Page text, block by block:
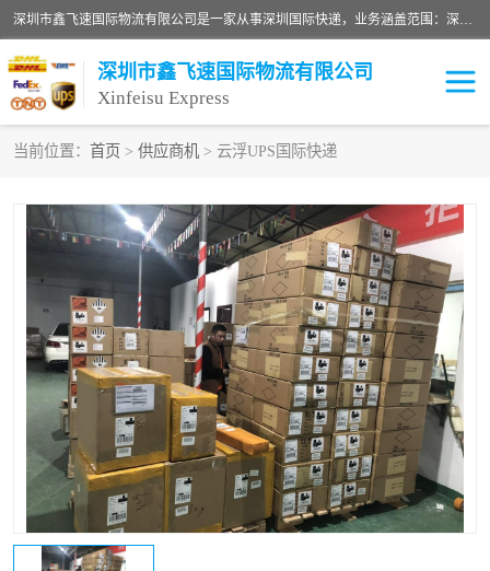
深圳市鑫飞速国际物流有限公司是一家从事深圳国际快递，业务涵盖范围：深圳DHL国际快递、深圳国际快递公司、深圳国际物流公司、深圳国际快递、深圳DHL国际快递电话可拨打全国服务热线：15019287411。欢迎各位亲来人来电到我司洽谈合作。
深圳市鑫飞速国际物流有限公司
Xinfeisu Express
当前位置： 首页 > 供应商机 > 云浮UPS国际快递
俄罗斯快递 巴西快递
深圳DHL国际快递 伊朗快递
UPS国际快递 深圳国际快递公司
深圳国际物流公司 深圳国际快递电话
DHL国际快递电话 深圳国际快递
新能源电池出口物流